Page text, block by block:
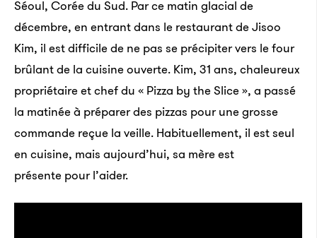
Séoul, Corée du Sud. Par ce matin glacial de
décembre, en entrant dans le restaurant de Jisoo
Kim, il est difficile de ne pas se précipiter vers le four
brûlant de la cuisine ouverte. Kim, 31 ans, chaleureux
propriétaire et chef du « Pizza by the Slice », a passé
la matinée à préparer des pizzas pour une grosse
commande reçue la veille. Habituellement, il est seul
en cuisine, mais aujourd’hui, sa mère est
présente pour l’aider.